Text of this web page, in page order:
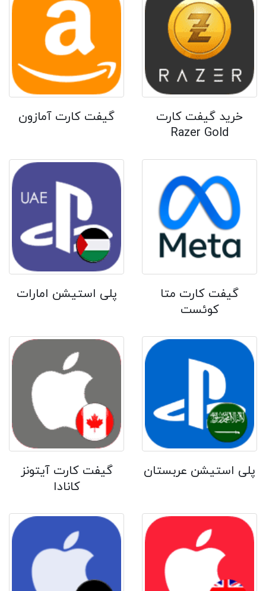
خرید گیفت کارت
Razer Gold
گیفت کارت آمازون
گیفت کارت متا
کوئست
پلی استیشن امارات
پلی استیشن عربستان
گیفت کارت آیتونز
کانادا